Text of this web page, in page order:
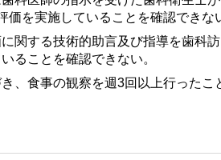
価を実施していることを確認できな
関する技術的助言及び指導を歯科
ることを確認できない。
、食事の観察を週3回以上行ったこ